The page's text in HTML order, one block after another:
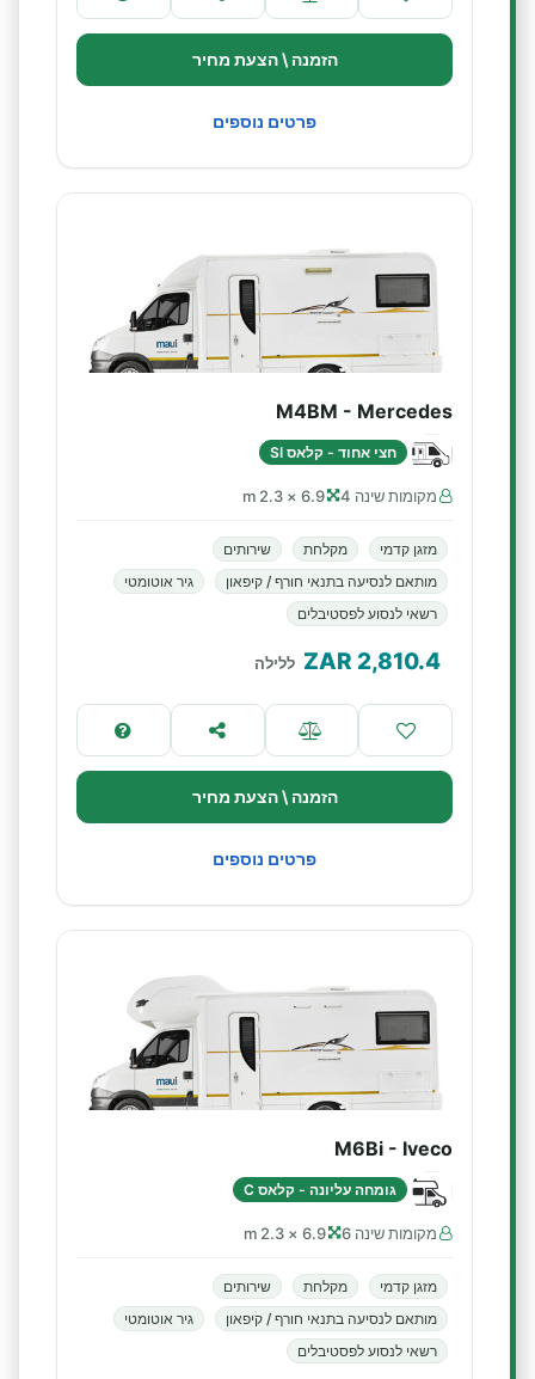
הזמנה \ הצעת מחיר
פרטים נוספים
M4BM - Mercedes
חצי אחוד - קלאס SI
מקומות שינה 4 6.9 × 2.3 m
מזגן קדמי מקלחת
שירותים
מותאם לנסיעה בתנאי חורף / קיפאון
גיר אוטומטי
רשאי לנסוע לפסטיבלים
2,810.4
ZAR ללילה
הזמנה \ הצעת מחיר
פרטים נוספים
M6Bi - Iveco
גומחה עליונה - קלאס C
מקומות שינה 6 6.9 × 2.3 m
מזגן קדמי מקלחת
שירותים
מותאם לנסיעה בתנאי חורף / קיפאון
גיר אוטומטי
רשאי לנסוע לפסטיבלים